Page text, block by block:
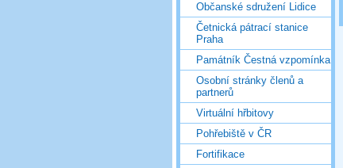
Občanské sdružení Lidice
Četnická pátrací stanice
Praha
Památník Čestná vzpomínka
Osobní stránky členů a
partnerů
Virtuální hřbitovy
Pohřebiště v ČR
Fortifikace